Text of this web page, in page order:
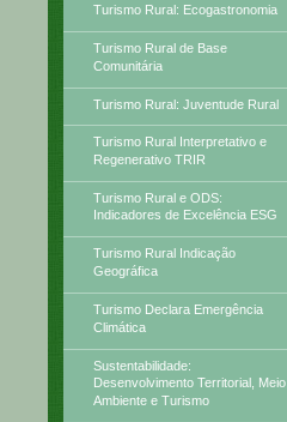
Turismo Rural: Ecogastronomia
Turismo Rural de Base
Comunitária
Turismo Rural: Juventude Rural
Turismo Rural Interpretativo e
Regenerativo TRIR
Turismo Rural e ODS:
Indicadores de Excelência ESG
Turismo Rural Indicação
Geográfica
Turismo Declara Emergência
Climática
Sustentabilidade:
Desenvolvimento Territorial, Meio
Ambiente e Turismo